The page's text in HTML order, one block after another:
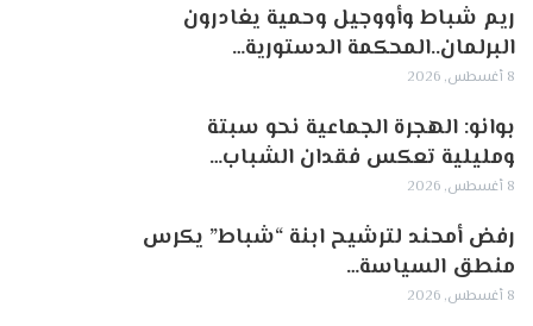
ريم شباط وأووجيل وحمية يغادرون
البرلمان..المحكمة الدستورية…
8 أغسطس, 2026
بوانو: الهجرة الجماعية نحو سبتة
ومليلية تعكس فقدان الشباب…
8 أغسطس, 2026
رفض أمحند لترشيح ابنة “شباط” يكرس
منطق السياسة…
8 أغسطس, 2026